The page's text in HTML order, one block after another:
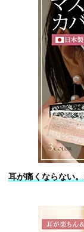
耳が痛くならない